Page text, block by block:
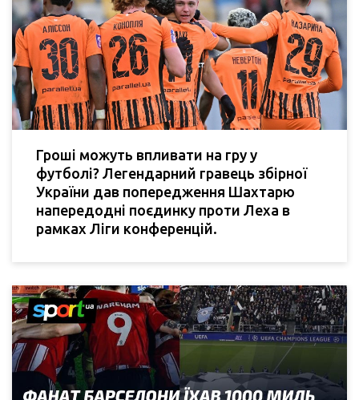
Гроші можуть впливати на гру у
футболі? Легендарний гравець збірної
України дав попередження Шахтарю
напередодні поєдинку проти Леха в
рамках Ліги конференцій.